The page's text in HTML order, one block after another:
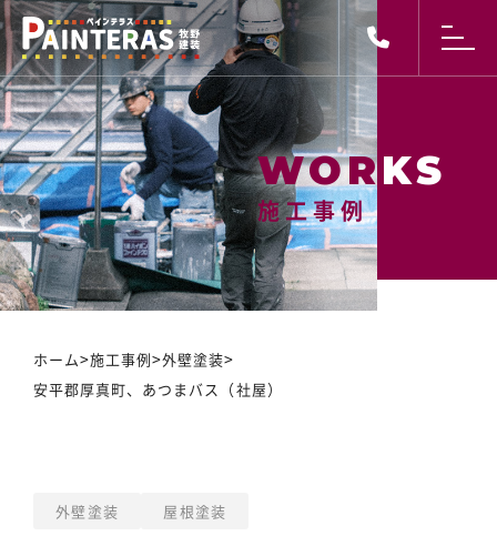
施工事例
施工事例
ホーム>施工事例>外壁塗装>
安平郡厚真町、あつまバス（社屋）
外壁塗装 屋根塗装